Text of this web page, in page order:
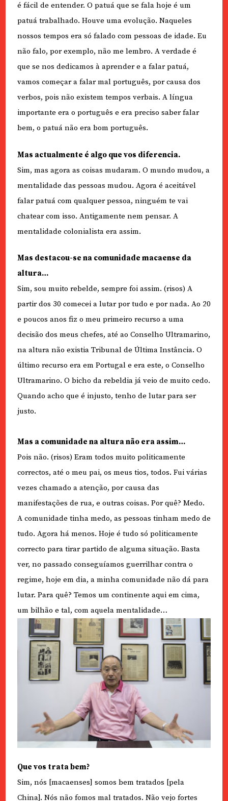
é fácil de entender. O patuá que se fala hoje é um
patuá trabalhado. Houve uma evolução. Naqueles
nossos tempos era só falado com pessoas de idade. Eu
não falo, por exemplo, não me lembro. A verdade é
que se nos dedicamos à aprender e a falar patuá,
vamos começar a falar mal português, por causa dos
verbos, pois não existem tempos verbais. A língua
importante era o português e era preciso saber falar
bem, o patuá não era bom português.
Mas actualmente é algo que vos diferencia.
Sim, mas agora as coisas mudaram. O mundo mudou, a
mentalidade das pessoas mudou. Agora é aceitável
falar patuá com qualquer pessoa, ninguém te vai
chatear com isso. Antigamente nem pensar. A
mentalidade colonialista era assim.
Mas destacou-se na comunidade macaense da
altura…
Sim, sou muito rebelde, sempre foi assim. (risos) A
partir dos 30 comecei a lutar por tudo e por nada. Ao 20
e poucos anos fiz o meu primeiro recurso a uma
decisão dos meus chefes, até ao Conselho Ultramarino,
na altura não existia Tribunal de Última Instância. O
último recurso era em Portugal e era este, o Conselho
Ultramarino. O bicho da rebeldia já veio de muito cedo.
Quando acho que é injusto, tenho de lutar para ser
justo.
Mas a comunidade na altura não era assim…
Pois não. (risos) Eram todos muito politicamente
correctos, até o meu pai, os meus tios, todos. Fui várias
vezes chamado a atenção, por causa das
manifestações de rua, e outras coisas. Por quê? Medo.
A comunidade tinha medo, as pessoas tinham medo de
tudo. Agora há menos. Hoje é tudo só politicamente
correcto para tirar partido de alguma situação. Basta
ver, no passado conseguíamos guerrilhar contra o
regime, hoje em dia, a minha comunidade não dá para
lutar. Para quê? Temos um continente aqui em cima,
um bilhão e tal, com aquela mentalidade…
Que vos trata bem?
Sim, nós [macaenses] somos bem tratados [pela
China]. Nós não fomos mal tratados. Não vejo fortes